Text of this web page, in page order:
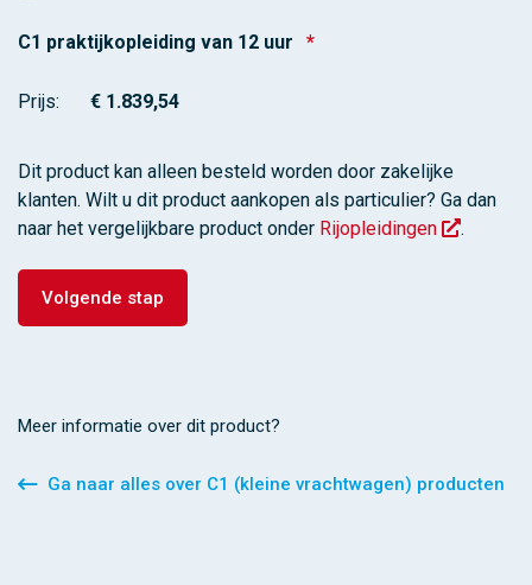
C1 praktijkopleiding van 12 uur *
Prijs:
Dit product kan alleen besteld worden door zakelijke
klanten. Wilt u dit product aankopen als particulier? Ga dan
naar het vergelijkbare product onder Rijopleidingen .
Meer informatie over dit product?
Ga naar alles over C1 (kleine vrachtwagen) producten